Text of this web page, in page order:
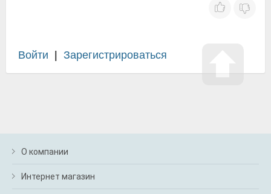
Войти Зарегистрироваться
О компании
Интернет магазин